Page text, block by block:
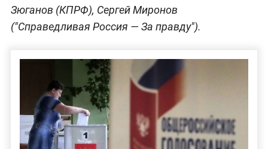
Зюганов (КПРФ), Сергей Миронов
("Справедливая Россия — За правду").